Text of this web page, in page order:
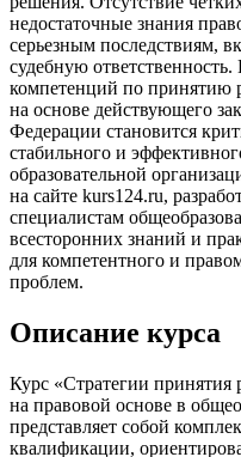
недостаточные знания
серьезным последствиям,
судебную
компетенций по принятию
на основе действующего
Федерации становится
стабильного и
образовательной
на сайте kurs124.ru,
специалистам
всесторонних знаний и
для компетентного и
проблем.
Описание курса
Курс «Стратегии
на правовой основе в
представляет собой
квалификации,